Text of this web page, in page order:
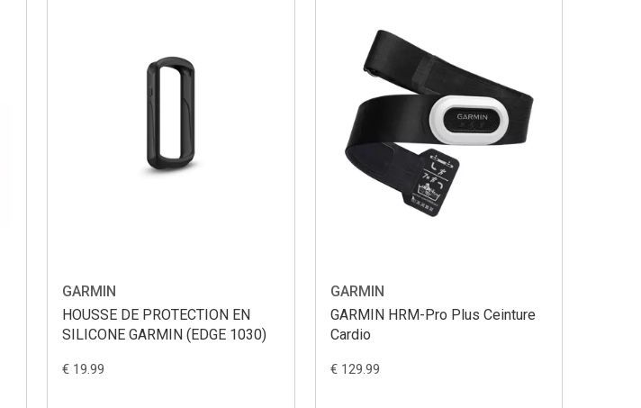
GARMIN
HOUSSE DE PROTECTION EN
SILICONE GARMIN (EDGE 1030)
€ 19.99
GARMIN
GARMIN HRM-Pro Plus Ceinture
Cardio
€ 129.99